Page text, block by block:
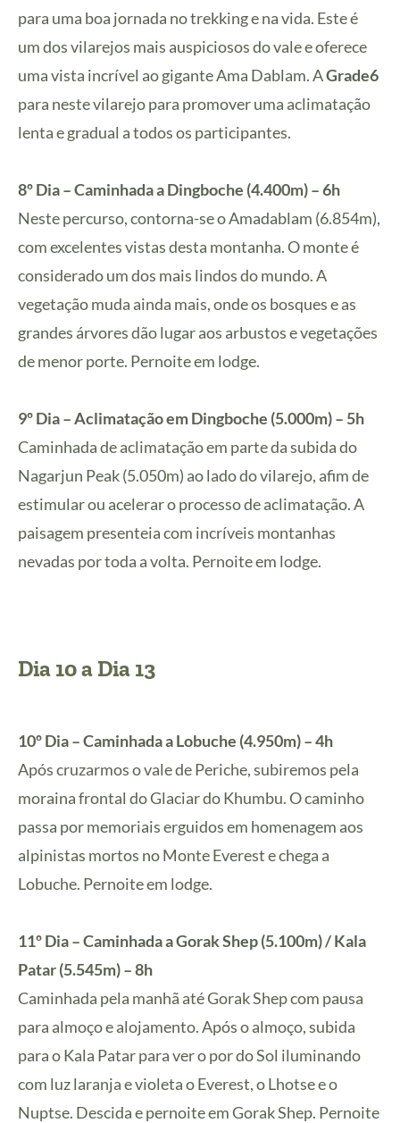
para uma boa jornada no trekking e na vida. Este é
um dos vilarejos mais auspiciosos do vale e oferece
uma vista incrível ao gigante Ama Dablam. AGrade6
para neste vilarejo para promover uma aclimatação
lenta e gradual a todos os participantes.
8º Dia – Caminhada a Dingboche (4.400m) – 6h
Neste percurso, contorna-se o Amadablam (6.854m),
com excelentes vistas desta montanha. O monte é
considerado um dos mais lindos do mundo. A
vegetação muda ainda mais, onde os bosques e as
grandes árvores dão lugar aos arbustos e vegetações
de menor porte. Pernoite em lodge.
9º Dia – Aclimatação em Dingboche (5.000m) – 5h
Caminhada de aclimatação em parte da subida do
Nagarjun Peak (5.050m) ao lado do vilarejo, afim de
estimular ou acelerar o processo de aclimatação. A
paisagem presenteia com incríveis montanhas
nevadas por toda a volta. Pernoite em lodge.
Dia 10 a Dia 13
10º Dia – Caminhada a Lobuche (4.950m) – 4h
Após cruzarmos o vale de Periche, subiremos pela
moraina frontal do Glaciar do Khumbu. O caminho
passa por memoriais erguidos em homenagem aos
alpinistas mortos no Monte Everest e chega a
Lobuche. Pernoite em lodge.
11º Dia – Caminhada a Gorak Shep (5.100m) / Kala
Patar (5.545m) – 8h
Caminhada pela manhã até Gorak Shep com pausa
para almoço e alojamento. Após o almoço, subida
para o Kala Patar para ver o por do Sol iluminando
com luz laranja e violeta o Everest, o Lhotse e o
Nuptse. Descida e pernoite em Gorak Shep. Pernoite